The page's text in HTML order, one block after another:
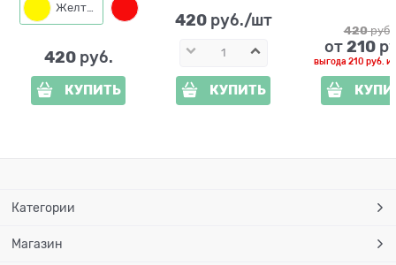
Желтый
420 руб.
КУПИТЬ
420 руб./шт
КУПИТЬ
420 руб.
от 210
выгода210 руб.
Категории
Магазин